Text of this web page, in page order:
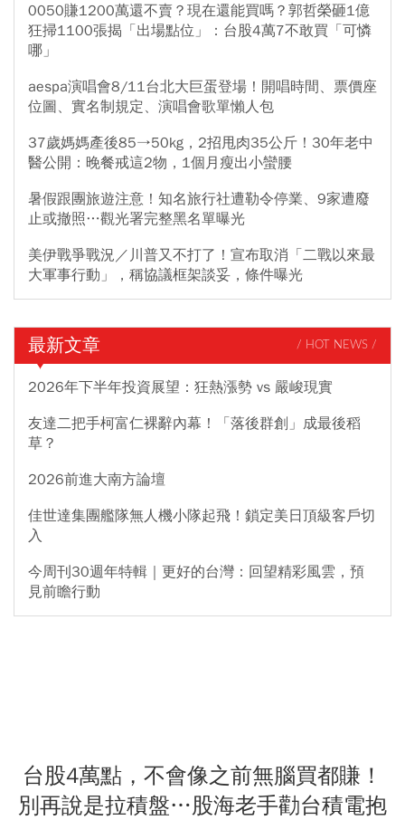
0050賺1200萬還不賣？現在還能買嗎？郭哲榮砸1億
狂掃1100張揭「出場點位」：台股4萬7不敢買「可憐
哪」
aespa演唱會8/11台北大巨蛋登場！開唱時間、票價座
位圖、實名制規定、演唱會歌單懶人包
37歲媽媽產後85→50kg，2招甩肉35公斤！30年老中
醫公開：晚餐戒這2物，1個月瘦出小蠻腰
暑假跟團旅遊注意！知名旅行社遭勒令停業、9家遭廢
止或撤照…觀光署完整黑名單曝光
美伊戰爭戰況／川普又不打了！宣布取消「二戰以來最
大軍事行動」，稱協議框架談妥，條件曝光
最新文章 / HOT NEWS /
2026年下半年投資展望：狂熱漲勢 vs 嚴峻現實
友達二把手柯富仁裸辭內幕！「落後群創」成最後稻
草？
2026前進大南方論壇
佳世達集團艦隊無人機小隊起飛！鎖定美日頂級客戶切
入
今周刊30週年特輯｜更好的台灣：回望精彩風雲，預
見前瞻行動
台股4萬點，不會像之前無腦買都賺！
別再說是拉積盤…股海老手勸台積電抱